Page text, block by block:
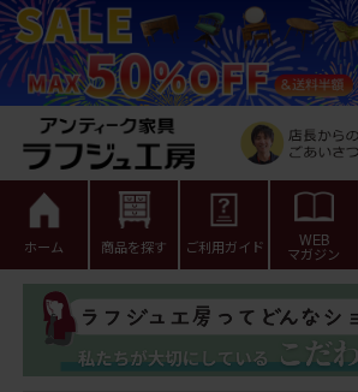
ホーム 商品を探す ご利用ガイド WEB
マガジン